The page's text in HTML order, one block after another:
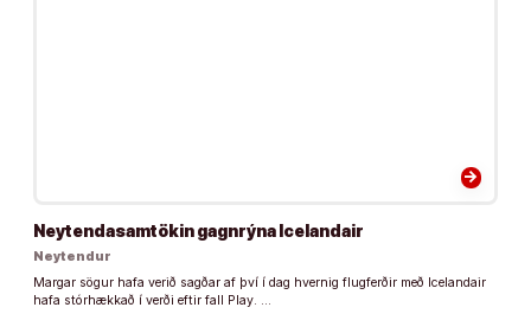
arrow_forward
Neytendasamtökin gagnrýna Icelandair
Neytendur
Margar sögur hafa verið sagðar af því í dag hvernig flugferðir með Icelandair
hafa stórhækkað í verði eftir fall Play. …